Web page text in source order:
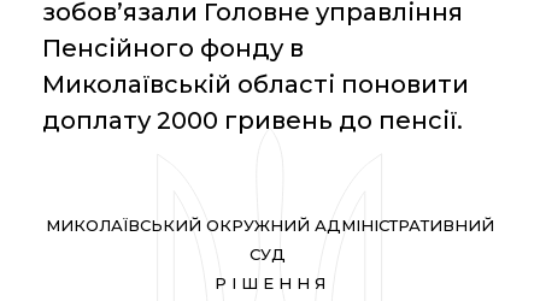
зобов’язали Головне управління
Пенсійного фонду в
Миколаївській області поновити
доплату 2000 гривень до пенсії.
МИКОЛАЇВСЬКИЙ ОКРУЖНИЙ АДМІНІСТРАТИВНИЙ
СУД
Р І Ш Е Н Н Я